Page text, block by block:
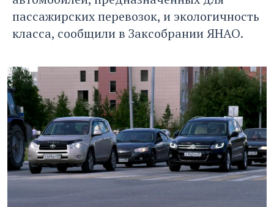
пассажирских перевозок, и экологичность
класса, сообщили в Заксобрании ЯНАО.